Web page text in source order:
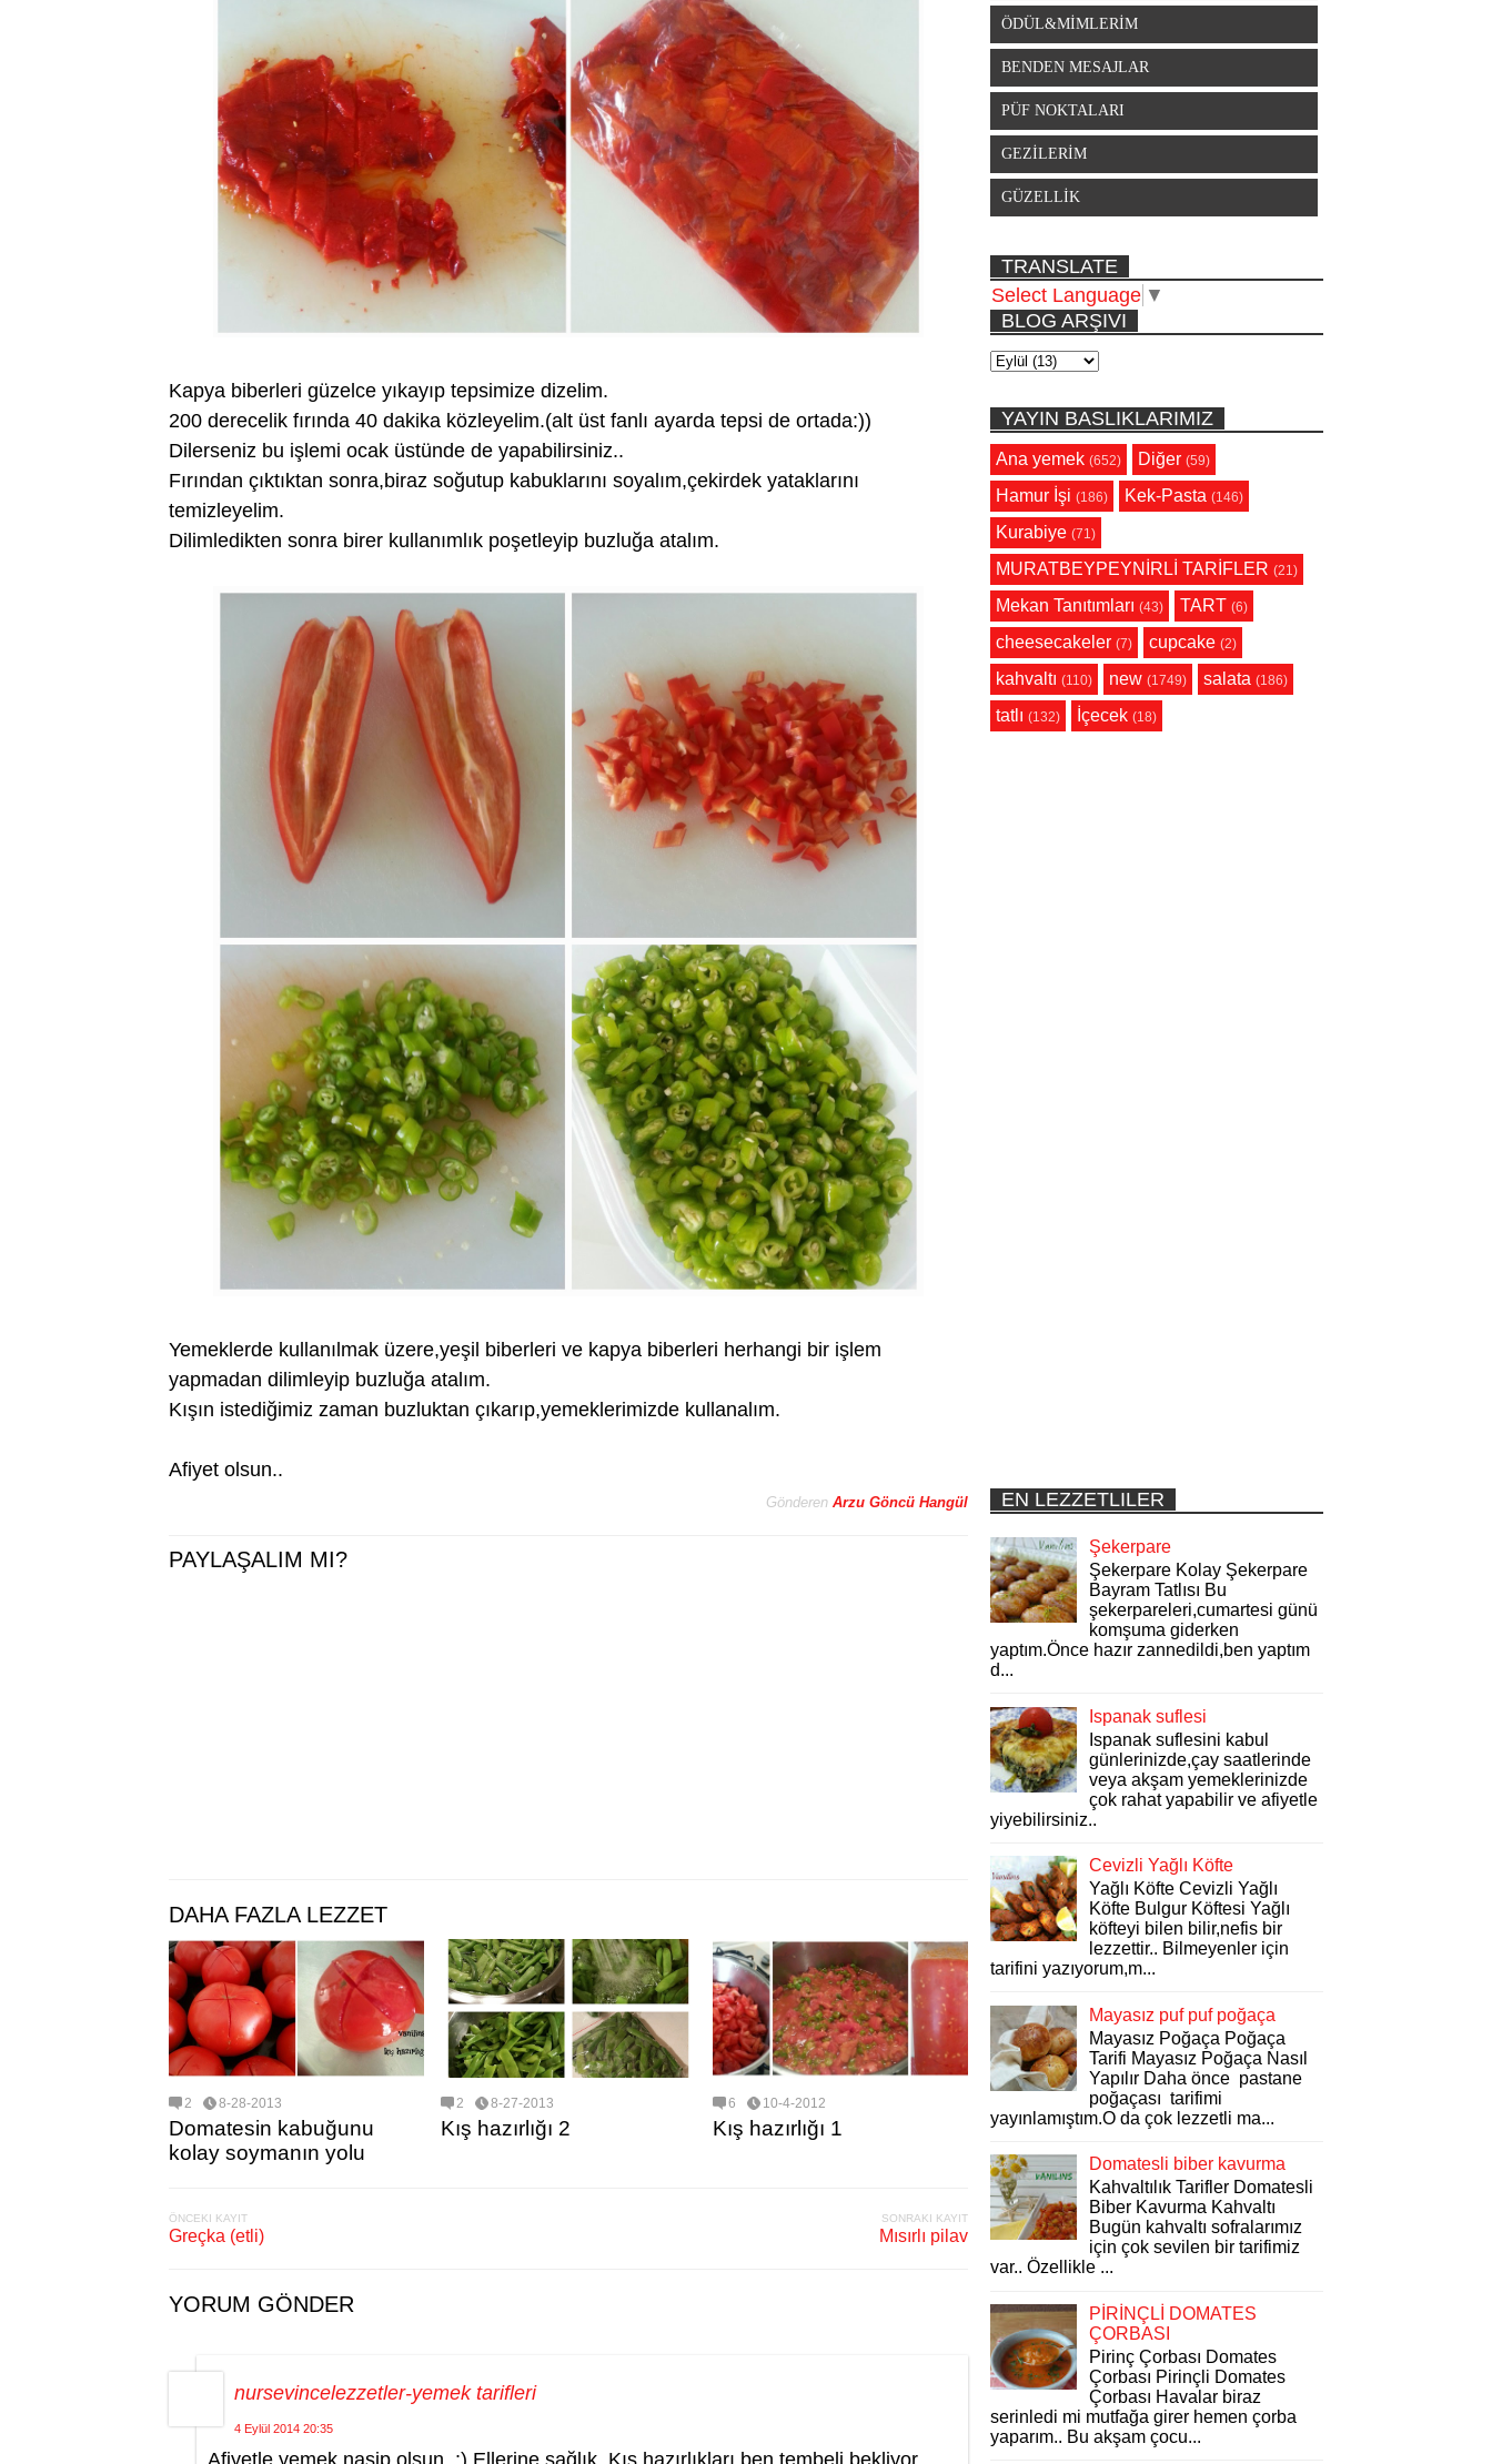
Kapya biberleri güzelce yıkayıp tepsimize dizelim.
200 derecelik fırında 40 dakika közleyelim.(alt üst fanlı ayarda tepsi de ortada:))
Dilerseniz bu işlemi ocak üstünde de yapabilirsiniz..
Fırından çıktıktan sonra,biraz soğutup kabuklarını soyalım,çekirdek yataklarını
temizleyelim.
Dilimledikten sonra birer kullanımlık poşetleyip buzluğa atalım.
Yemeklerde kullanılmak üzere,yeşil biberleri ve kapya biberleri herhangi bir işlem
yapmadan dilimleyip buzluğa atalım.
Kışın istediğimiz zaman buzluktan çıkarıp,yemeklerimizde kullanalım.
Afiyet olsun..
Gönderen Arzu Göncü Hangül
PAYLAŞALIM MI?
DAHA FAZLA LEZZET
2 8-28-2013
Domatesin kabuğunu
kolay soymanın yolu
2 8-27-2013
Kış hazırlığı 2
6 10-4-2012
Kış hazırlığı 1
ÖNCEKI KAYIT
Greçka (etli)
SONRAKI KAYIT
Mısırlı pilav
YORUM GÖNDER
nursevincelezzetler-yemek tarifleri
4 Eylül 2014 20:35
Afiyetle yemek nasip olsun. :) Ellerine sağlık. Kış hazırlıkları ben tembeli bekliyor ..
ÖDÜL&MİMLERİM
BENDEN MESAJLAR
PÜF NOKTALARI
GEZİLERİM
GÜZELLİK
TRANSLATE
Select Language ▼
BLOG ARŞIVI
YAYIN BASLIKLARIMIZ
Ana yemek (652) Diğer (59)
Hamur İşi (186) Kek-Pasta (146)
Kurabiye (71)
MURATBEYPEYNİRLİ TARİFLER (21)
Mekan Tanıtımları (43) TART (6)
cheesecakeler (7) cupcake (2)
kahvaltı (110) new (1749) salata (186)
tatlı (132) İçecek (18)
EN LEZZETLILER
Şekerpare
Şekerpare Kolay Şekerpare
Bayram Tatlısı Bu
şekerpareleri,cumartesi günü
komşuma giderken
yaptım.Önce hazır zannedildi,ben yaptım
d...
Ispanak suflesi
Ispanak suflesini kabul
günlerinizde,çay saatlerinde
veya akşam yemeklerinizde
çok rahat yapabilir ve afiyetle
yiyebilirsiniz..
Cevizli Yağlı Köfte
Yağlı Köfte Cevizli Yağlı
Köfte Bulgur Köftesi Yağlı
köfteyi bilen bilir,nefis bir
lezzettir.. Bilmeyenler için
tarifini yazıyorum,m...
Mayasız puf puf poğaça
Mayasız Poğaça Poğaça
Tarifi Mayasız Poğaça Nasıl
Yapılır Daha önce pastane
poğaçası tarifimi
yayınlamıştım.O da çok lezzetli ma...
Domatesli biber kavurma
Kahvaltılık Tarifler Domatesli
Biber Kavurma Kahvaltı
Bugün kahvaltı sofralarımız
için çok sevilen bir tarifimiz
var.. Özellikle ...
PİRİNÇLİ DOMATES
ÇORBASI
Pirinç Çorbası Domates
Çorbası Pirinçli Domates
Çorbası Havalar biraz
serinledi mi mutfağa girer hemen çorba
yaparım.. Bu akşam çocu...